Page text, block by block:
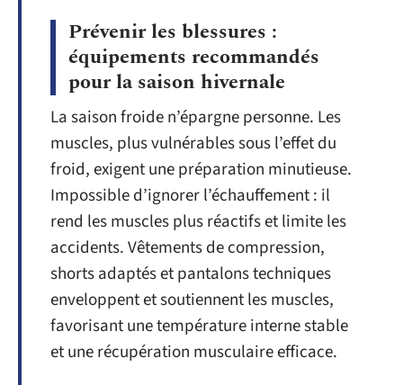
Prévenir les blessures :
équipements recommandés
pour la saison hivernale
La saison froide n’épargne personne. Les
muscles, plus vulnérables sous l’effet du
froid, exigent une préparation minutieuse.
Impossible d’ignorer l’échauffement : il
rend les muscles plus réactifs et limite les
accidents. Vêtements de compression,
shorts adaptés et pantalons techniques
enveloppent et soutiennent les muscles,
favorisant une température interne stable
et une récupération musculaire efficace.